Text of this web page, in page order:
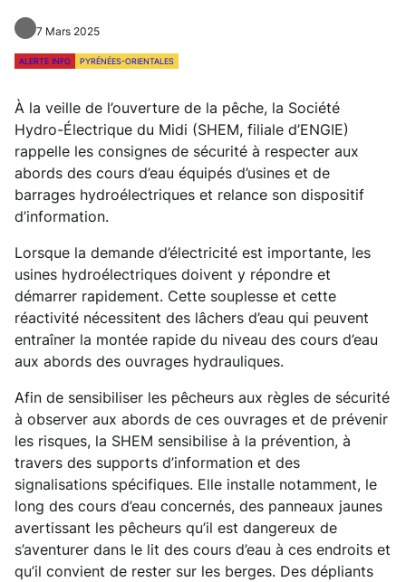
7 Mars 2025
ALERTE INFO PYRÉNÉES-ORIENTALES
À la veille de l’ouverture de la pêche, la Société
Hydro-Électrique du Midi (SHEM, filiale d’ENGIE)
rappelle les consignes de sécurité à respecter aux
abords des cours d’eau équipés d’usines et de
barrages hydroélectriques et relance son dispositif
d’information.
Lorsque la demande d’électricité est importante, les
usines hydroélectriques doivent y répondre et
démarrer rapidement. Cette souplesse et cette
réactivité nécessitent des lâchers d’eau qui peuvent
entraîner la montée rapide du niveau des cours d’eau
aux abords des ouvrages hydrauliques.
Afin de sensibiliser les pêcheurs aux règles de sécurité
à observer aux abords de ces ouvrages et de prévenir
les risques, la SHEM sensibilise à la prévention, à
travers des supports d’information et des
signalisations spécifiques. Elle installe notamment, le
long des cours d’eau concernés, des panneaux jaunes
avertissant les pêcheurs qu’il est dangereux de
s’aventurer dans le lit des cours d’eau à ces endroits et
qu’il convient de rester sur les berges. Des dépliants